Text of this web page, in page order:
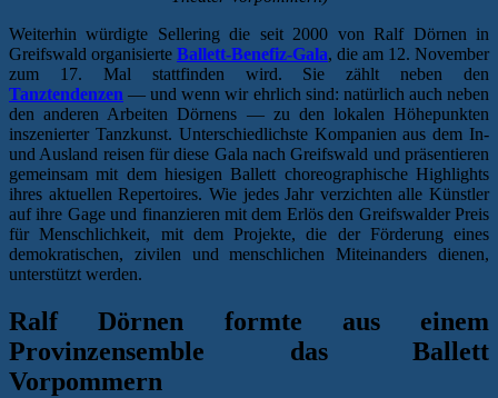
Weiterhin würdigte Sellering die seit 2000 von Ralf Dörnen in
Greifswald organisierte Ballett-Benefiz-Gala, die am 12. November
zum 17. Mal stattfinden wird. Sie zählt neben den
Tanztendenzen — und wenn wir ehrlich sind: natürlich auch neben
den anderen Arbeiten Dörnens — zu den lokalen Höhepunkten
inszenierter Tanzkunst. Unterschiedlichste Kompanien aus dem In-
und Ausland reisen für diese Gala nach Greifswald und präsentieren
gemeinsam mit dem hiesigen Ballett choreographische Highlights
ihres aktuellen Repertoires. Wie jedes Jahr verzichten alle Künstler
auf ihre Gage und finanzieren mit dem Erlös den Greifswalder Preis
für Menschlichkeit, mit dem Projekte, die der Förderung eines
demokratischen, zivilen und menschlichen Miteinanders dienen,
unterstützt werden.
Ralf Dörnen formte aus einem
Provinzensemble das Ballett
Vorpommern